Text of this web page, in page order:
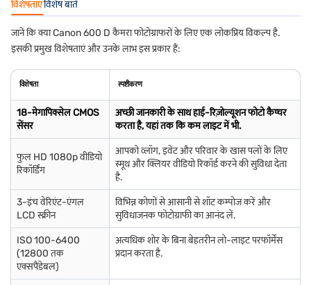
विशेषताएंविशेष बातें
जानें कि क्या Canon 600 D कैमरा फोटोग्राफरों के लिए एक लोकप्रिय विकल्प है.
इसकी प्रमुख विशेषताएं और उनके लाभ इस प्रकार हैं:
विशेषता स्पष्टीकरण
18-मेगापिक्सेल CMOS
सेंसर
अच्छी जानकारी के साथ हाई-रिज़ोल्यूशन फोटो कैप्चर
करता है, यहां तक कि कम लाइट में भी.
फुल HD 1080p वीडियो
रिकॉर्डिंग
आपको व्लॉग, इवेंट और परिवार के खास पलों के लिए
स्मूथ और क्लियर वीडियो रिकॉर्ड करने की सुविधा देता
है.
3-इंच वेरिएंट-एंगल
LCD स्क्रीन
विभिन्न कोणों से आसानी से शॉट कम्पोज करें और
सुविधाजनक फोटोग्राफी का आनंद लें.
ISO 100-6400
(12800 तक
एक्सपैंडेबल)
अत्यधिक शोर के बिना बेहतरीन लो-लाइट परफॉर्मेंस
प्रदान करता है.